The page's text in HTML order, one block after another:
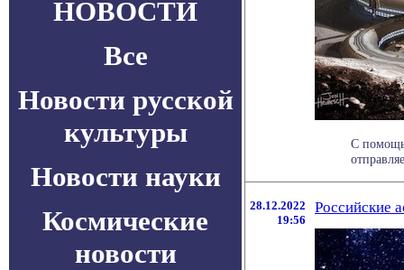
НОВОСТИ
Все
Новости русской
культуры
Новости науки
Космические
новости
С
28.12.2022
19:56
Российские